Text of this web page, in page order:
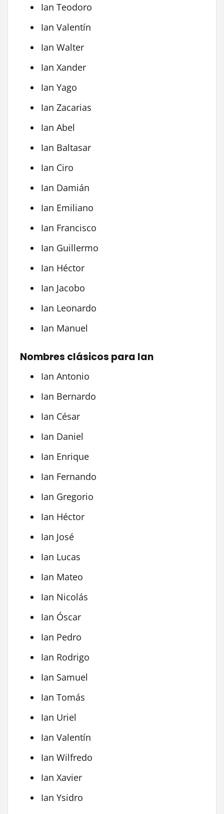
Ian Teodoro
Ian Valentín
Ian Walter
Ian Xander
Ian Yago
Ian Zacarias
Ian Abel
Ian Baltasar
Ian Ciro
Ian Damián
Ian Emiliano
Ian Francisco
Ian Guillermo
Ian Héctor
Ian Jacobo
Ian Leonardo
Ian Manuel
Nombres clásicos para Ian
Ian Antonio
Ian Bernardo
Ian César
Ian Daniel
Ian Enrique
Ian Fernando
Ian Gregorio
Ian Héctor
Ian José
Ian Lucas
Ian Mateo
Ian Nicolás
Ian Óscar
Ian Pedro
Ian Rodrigo
Ian Samuel
Ian Tomás
Ian Uriel
Ian Valentín
Ian Wilfredo
Ian Xavier
Ian Ysidro